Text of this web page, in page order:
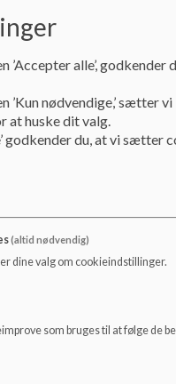
ministeriets regler for
www.uvm.dk/-/
dansk.pdf
i skolebestyrelsen d. 3/
’Accepter alle’,
’Kun nødvendige,’ sætter
at huske dit valg.
godkender du, at vi sætter
(altid nødvendig)
dine valg om cookieindstillinger.
som bruges til at følge de